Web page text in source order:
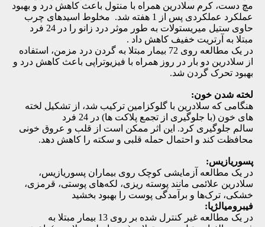
مچ دست، کرم سلادرین همراه با منتول باعث کاهش درد و بهبود
عملکرد عملکردی پس از 1 هفته شد. مخلوط اسیدهای چرب
حاوی ستیل میریستولات به طور موثر درد زانو را در 24 فرد
مبتلا به آرتریت خفیف کاهش داد .
در یک مطالعه روی 72 بیمار مبتلا به گردن درد مزمن، استفاده
از سلادرین دو بار در روز همراه با فیزیوتراپی باعث کاهش درد و
بهبود تحرک گردن شد.
لخته شدن خون:
هنگامی که سلادرین با گلوکزامین ترکیب شد، از تشکیل لخته
های خون (با جلوگیری از تجمع پلاکت ها) در 24 فرد
سالم جلوگیری کرد. این اثر ممکن است از قلب و عروق خونی
محافظت کند و احتمال حمله قلبی و سکته را کاهش دهد.
پسوریازیس:
در یک مطالعه آزمایشی کوچک روی بیماران پسوریازیس،
سلادرین علائمی مانند پوسته‌ ریزی، لکه‌های پوستی، قرمزی،
خشکی، ترک‌ها و برآمدگی پوست را بهبود بخشید
فیبرومیالژیا:
در یک مطالعه غیر کنترل شده بر روی 13 بیمار مبتلا به